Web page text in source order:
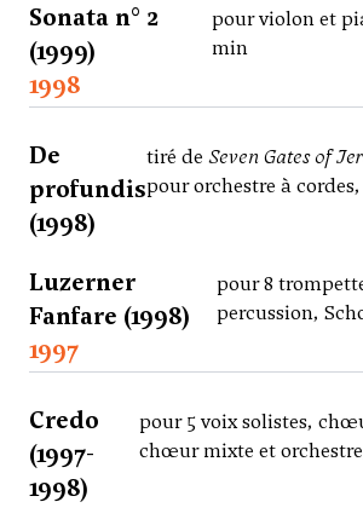
Sonata n° 2
(1999)
pour violon et
min
1998
De
profundis
(1998)
tiré de Seven Gates of
pour orchestre à
Luzerner
Fanfare (1998)
pour 8
percussion,
1997
Credo
(1997-
1998)
pour 5 voix solistes,
chœur mixte et